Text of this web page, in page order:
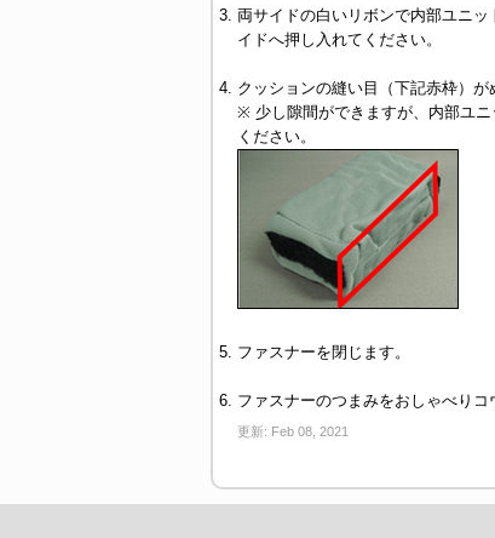
両サイドの白いリボンで内部ユニ
イドへ押し入れてください。
クッションの縫い目（下記赤枠）が
※ 少し隙間ができますが、内部ユ
ください。
ファスナーを閉じます。
ファスナーのつまみをおしゃべりコ
更新: Feb 08, 2021